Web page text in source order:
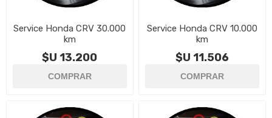
Service Honda CRV 30.000
km
$U 13.200
Service Honda CRV 10.000
km
$U 11.506